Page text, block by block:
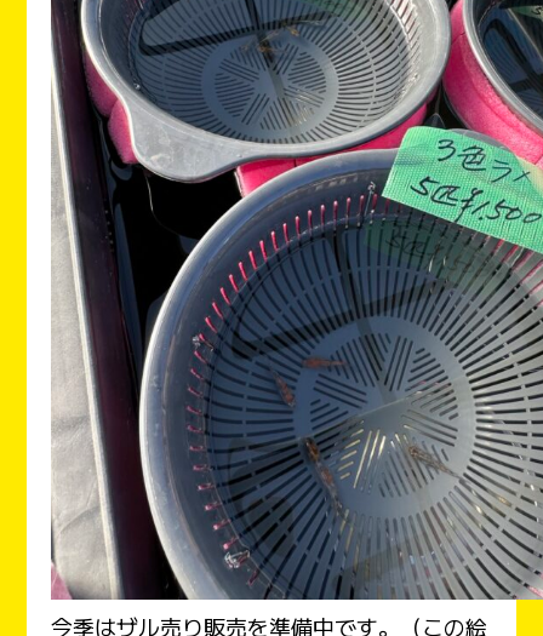
今季はザル売り販売を準備中です。（この絵